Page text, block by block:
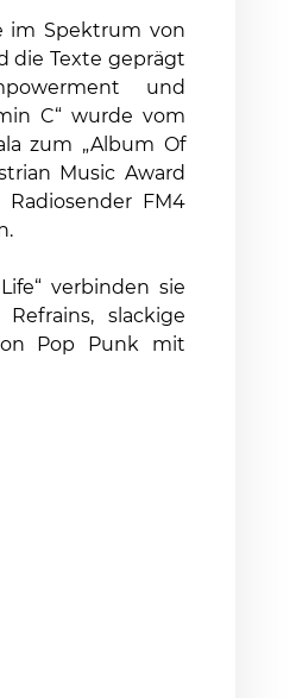
im Spektrum von
die Texte geprägt
und
C“ wurde vom
zum „Album Of
Music Award
FM4
verbinden sie
slackige
Pop Punk mit